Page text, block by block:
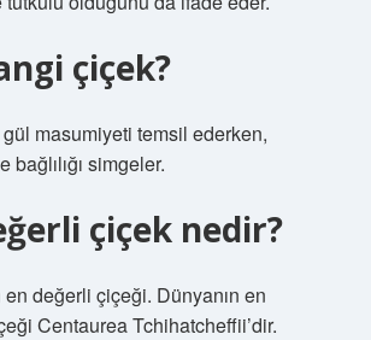
çiçek?
masumiyeti temsil ederken,
bağlılığı simgeler.
çiçek nedir?
en değerli çiçeği. Dünyanın en
Centaurea Tchihatcheffii’dir.